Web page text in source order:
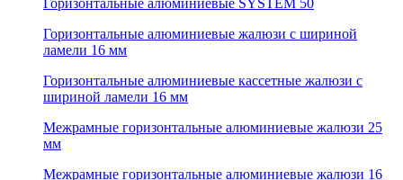
Горизонтальные алюминиевые SYSTEM 50
Горизонтальные алюминиевые жалюзи с шириной
ламели 16 мм
Горизонтальные алюминиевые кассетные жалюзи с
шириной ламели 16 мм
Межрамные горизонтальные алюминиевые жалюзи 25
мм
Межрамные горизонтальные алюминиевые жалюзи 16